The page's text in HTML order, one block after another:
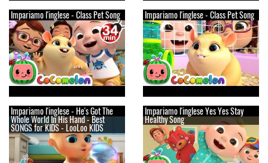
Impariamo l'inglese - Class Pet Song Impariamo l'inglese - Class Pet Song
Impariamo l'inglese - He's Got The
Whole World In His Hand - Best
SONGS for KIDS - LooLoo KIDS
Impariamo l'inglese Yes Yes Stay
Healthy Song